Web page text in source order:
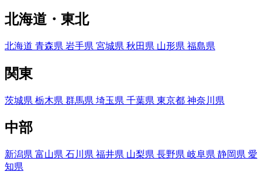
北海道・東北
北海道 青森県 岩手県 宮城県 秋田県 山形県 福島県
関東
茨城県 栃木県 群馬県 埼玉県 千葉県 東京都 神奈川県
中部
新潟県 富山県 石川県 福井県 山梨県 長野県 岐阜県 静岡県 愛
知県